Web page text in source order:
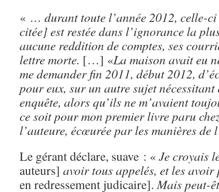
« … durant toute l’année 2012, celle-
citée] est restée dans l’ignorance la
aucune reddition de comptes, ses
lettre morte. […] «La maison avait eu
me demander fin 2011, début 2012,
pour eux, sur un autre sujet nécessitant
enquête, alors qu’ils ne m’avaient
ce soit pour mon premier livre paru
l’auteure, écœurée par les manières de
Le gérant déclare, suave : « Je croyais
auteurs] avoir tous appelés, et les avoir
en redressement judicaire].Mais peut-